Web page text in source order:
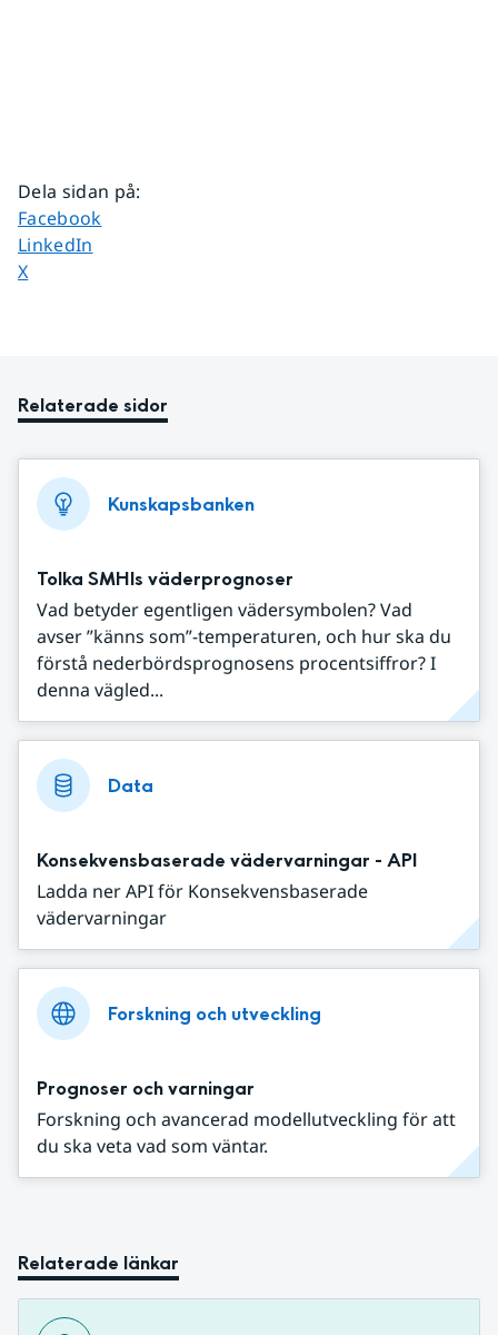
Dela sidan på:
Dela sidan på
Facebook
Dela sidan på
LinkedIn
Dela sidan på
X
Relaterade sidor
Kunskapsbanken
Tolka SMHIs väderprognoser
Vad betyder egentligen vädersymbolen? Vad
avser ”känns som”-temperaturen, och hur ska du
förstå nederbördsprognosens procentsiffror? I
denna vägled...
Data
Konsekvensbaserade vädervarningar - API
Ladda ner API för Konsekvensbaserade
vädervarningar
Forskning och utveckling
Prognoser och varningar
Forskning och avancerad modellutveckling för att
du ska veta vad som väntar.
Relaterade länkar